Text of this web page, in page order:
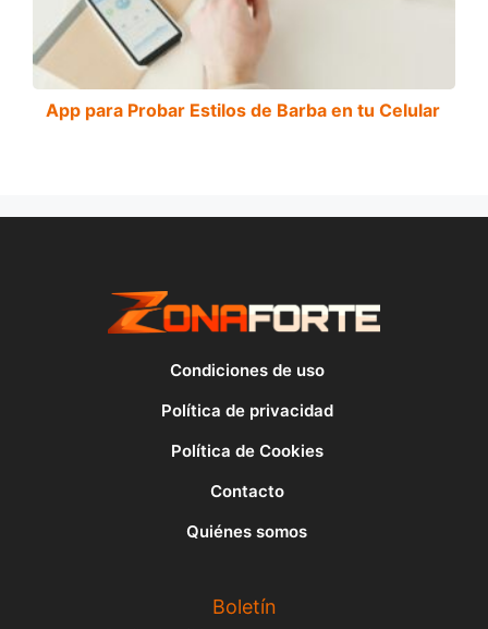
App para Probar Estilos de Barba en tu Celular
Condiciones de uso
Política de privacidad
Política de Cookies
Contacto
Quiénes somos
Boletín